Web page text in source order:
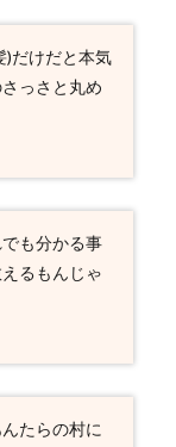
)だけだと本気
っさと丸め
も分かる事
るもんじゃ
たらの村に